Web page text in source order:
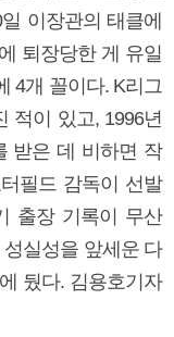
이장관의 태클에
퇴장당한 게 유일
4개 꼴이다. K리그
적이 있고, 1996년
받은 데 비하면 작
필드 감독이 선발
출장 기록이 무산
실성을 앞세운 다
뒀다. 김용호기자